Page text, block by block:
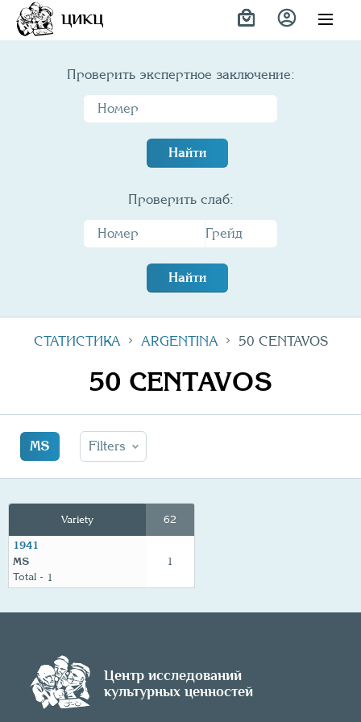
ЦИКЦ
Проверить экспертное заключение:
Найти
Проверить слаб:
Найти
СТАТИСТИКА ARGENTINA 50 CENTAVOS
50 CENTAVOS
MS Filters
Variety
Variety
1941
MS
1
62
1
Центр исследований
культурных ценностей